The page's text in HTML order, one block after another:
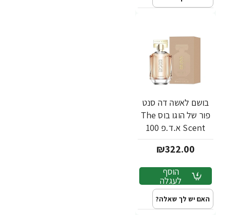
בושם לאשה דה סנט
פור של הוגו בוס The
Scent א.ד.פ 100
מ"ל - מבית Hugo
Boss
₪322.00
הוסף
לעגלה
האם יש לך שאלה?